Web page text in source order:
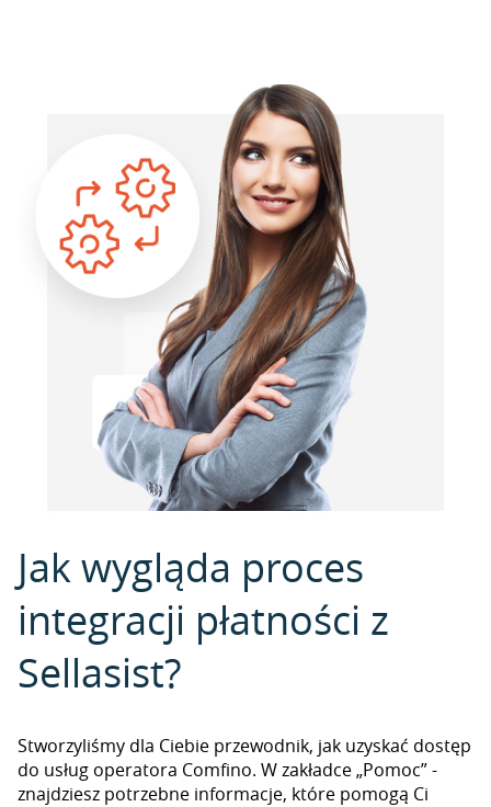
Jak wygląda proces
integracji płatności z
Sellasist?
Stworzyliśmy dla Ciebie przewodnik, jak uzyskać dostęp
do usług operatora Comfino. W zakładce „Pomoc” -
znajdziesz potrzebne informacje, które pomogą Ci